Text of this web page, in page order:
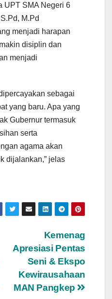
UPT SMA Negeri 6
M.Pd
menjadi harapan
disiplin dan
menjadi
sebagai
yang baru. Apa yang
Gubernur termasuk
serta
agama akan
dijalankan,” jelas
Kemenag
Apresiasi Pentas
Seni & Ekspo
Kewirausahaan
MAN Pangkep